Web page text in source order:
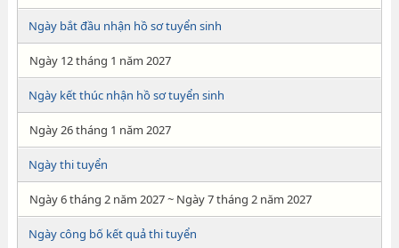
Ngày bắt đầu nhận hồ sơ tuyển sinh
Ngày 12 tháng 1 năm 2027
Ngày kết thúc nhận hồ sơ tuyển sinh
Ngày 26 tháng 1 năm 2027
Ngày thi tuyển
Ngày 6 tháng 2 năm 2027 ~ Ngày 7 tháng 2 năm 2027
Ngày công bố kết quả thi tuyển